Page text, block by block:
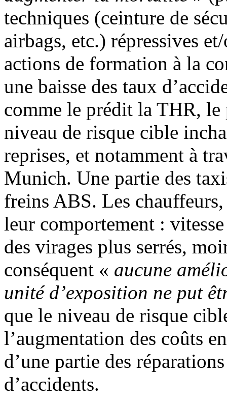
techniques (ceinture de
airbags, etc.) répressives
actions de formation à la
une baisse des taux
comme le prédit la THR, le
niveau de risque cible
reprises, et notamment à
Munich. Une partie des
freins ABS. Les
leur comportement :
des virages plus serrés,
conséquent « aucune
unité d’exposition ne put
que le niveau de risque
l’augmentation des coûts
d’une partie des
d’accidents.